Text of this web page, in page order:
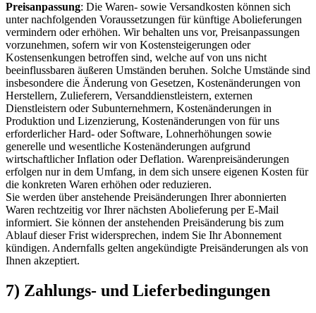
Preisanpassung: Die Waren- sowie Versandkosten können sich
unter nachfolgenden Voraussetzungen für künftige Abolieferungen
vermindern oder erhöhen. Wir behalten uns vor, Preisanpassungen
vorzunehmen, sofern wir von Kostensteigerungen oder
Kostensenkungen betroffen sind, welche auf von uns nicht
beeinflussbaren äußeren Umständen beruhen. Solche Umstände sind
insbesondere die Änderung von Gesetzen, Kostenänderungen von
Herstellern, Zulieferern, Versanddienstleistern, externen
Dienstleistern oder Subunternehmern, Kostenänderungen in
Produktion und Lizenzierung, Kostenänderungen von für uns
erforderlicher Hard- oder Software, Lohnerhöhungen sowie
generelle und wesentliche Kostenänderungen aufgrund
wirtschaftlicher Inflation oder Deflation. Warenpreisänderungen
erfolgen nur in dem Umfang, in dem sich unsere eigenen Kosten für
die konkreten Waren erhöhen oder reduzieren.
Sie werden über anstehende Preisänderungen Ihrer abonnierten
Waren rechtzeitig vor Ihrer nächsten Abolieferung per E-Mail
informiert. Sie können der anstehenden Preisänderung bis zum
Ablauf dieser Frist widersprechen, indem Sie Ihr Abonnement
kündigen. Andernfalls gelten angekündigte Preisänderungen als von
Ihnen akzeptiert.
7) Zahlungs- und Lieferbedingungen